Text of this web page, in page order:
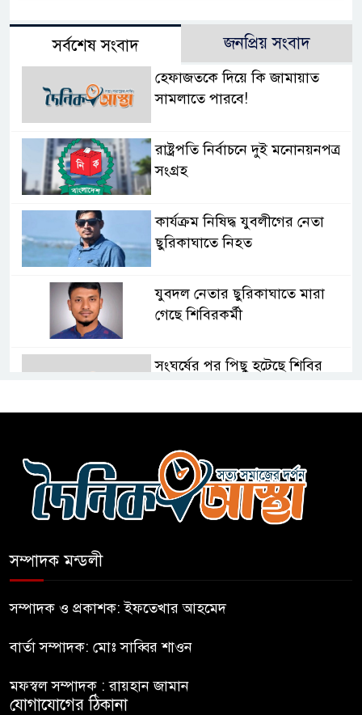
সর্বশেষ সংবাদ জনপ্রিয় সংবাদ
হেফাজতকে দিয়ে কি জামায়াত
সামলাতে পারবে!
রাষ্ট্রপতি নির্বাচনে দুই মনোনয়নপত্র
সংগ্রহ
কার্যক্রম নিষিদ্ধ যুবলীগের নেতা
ছুরিকাঘাতে নিহত
যুবদল নেতার ছুরিকাঘাতে মারা
গেছে শিবিরকর্মী
সংঘর্ষের পর পিছু হটেছে শিবির
আছে ছাত্রদল
হযরত শাহজালাল বিমানবন্দরে
কিশোর
ভারত থেকে আসছে ২ দশমিক ৩
সম্পাদক মন্ডলী
সম্পাদক ও প্রকাশক: ইফতেখার আহমেদ
বার্তা সম্পাদক: মোঃ সাব্বির শাওন
মফস্বল সম্পাদক : রায়হান জামান
যোগাযোগের ঠিকানা